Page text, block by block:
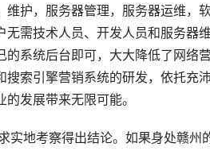
护，服务器管理，服务器运维，
需技术人员、开发人员和服务器
系统后台即可，大大降低了网络
索引擎营销系统的研发，依托充
发展带来无限可能。
实地考察得出结论。如果身处赣州